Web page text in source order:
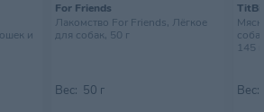
и
For Friends
Лакомство For Friends, Лёгкое
для собак, 50 г
Вес: 50 г
145 г
Вес: